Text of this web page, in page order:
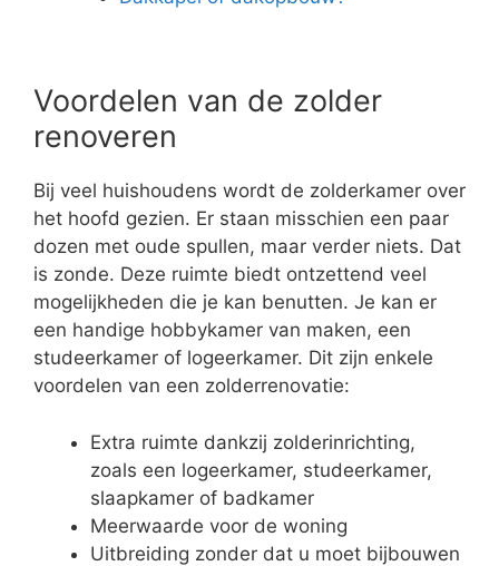
Voordelen van de zolder
renoveren
Bij veel huishoudens wordt de zolderkamer over
het hoofd gezien. Er staan misschien een paar
dozen met oude spullen, maar verder niets. Dat
is zonde. Deze ruimte biedt ontzettend veel
mogelijkheden die je kan benutten. Je kan er
een handige hobbykamer van maken, een
studeerkamer of logeerkamer. Dit zijn enkele
voordelen van een zolderrenovatie:
Extra ruimte dankzij zolderinrichting,
zoals een logeerkamer, studeerkamer,
slaapkamer of badkamer
Meerwaarde voor de woning
Uitbreiding zonder dat u moet bijbouwen